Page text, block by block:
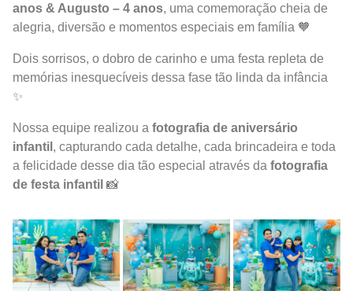
anos & Augusto – 4 anos, uma comemoração cheia de
alegria, diversão e momentos especiais em família 🧡
Dois sorrisos, o dobro de carinho e uma festa repleta de
memórias inesquecíveis dessa fase tão linda da infância
✨
Nossa equipe realizou a fotografia de aniversário
infantil , capturando cada detalhe, cada brincadeira e toda
a felicidade desse dia tão especial através da fotografia
de festa infantil 📸